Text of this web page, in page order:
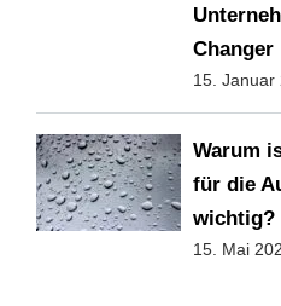
Changer
15. Januar
Warum
für die
wichtig?
15. Mai